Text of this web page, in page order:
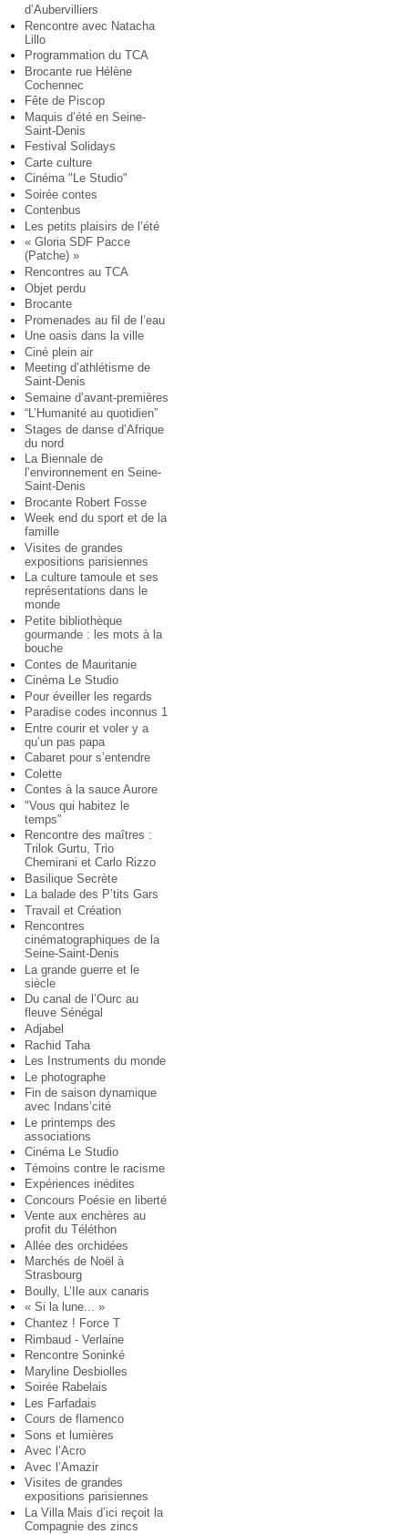
d’Aubervilliers
Rencontre avec Natacha
Lillo
Programmation du TCA
Brocante rue Hélène
Cochennec
Fête de Piscop
Maquis d’été en Seine-
Saint-Denis
Festival Solidays
Carte culture
Cinéma "Le Studio"
Soirée contes
Contenbus
Les petits plaisirs de l’été
« Gloria SDF Pacce
(Patche) »
Rencontres au TCA
Objet perdu
Brocante
Promenades au fil de l’eau
Une oasis dans la ville
Ciné plein air
Meeting d’athlétisme de
Saint-Denis
Semaine d’avant-premières
“L’Humanité au quotidien”
Stages de danse d’Afrique
du nord
La Biennale de
l’environnement en Seine-
Saint-Denis
Brocante Robert Fosse
Week end du sport et de la
famille
Visites de grandes
expositions parisiennes
La culture tamoule et ses
représentations dans le
monde
Petite bibliothèque
gourmande : les mots à la
bouche
Contes de Mauritanie
Cinéma Le Studio
Pour éveiller les regards
Paradise codes inconnus 1
Entre courir et voler y a
qu’un pas papa
Cabaret pour s’entendre
Colette
Contes à la sauce Aurore
"Vous qui habitez le
temps"
Rencontre des maîtres :
Trilok Gurtu, Trio
Chemirani et Carlo Rizzo
Basilique Secrète
La balade des P’tits Gars
Travail et Création
Rencontres
cinématographiques de la
Seine-Saint-Denis
La grande guerre et le
siècle
Du canal de l’Ourc au
fleuve Sénégal
Adjabel
Rachid Taha
Les Instruments du monde
Le photographe
Fin de saison dynamique
avec Indans’cité
Le printemps des
associations
Cinéma Le Studio
Témoins contre le racisme
Expériences inédites
Concours Poésie en liberté
Vente aux enchères au
profit du Téléthon
Allée des orchidées
Marchés de Noël à
Strasbourg
Boully, L’Ile aux canaris
« Si la lune... »
Chantez ! Force T
Rimbaud - Verlaine
Rencontre Soninké
Maryline Desbiolles
Soirée Rabelais
Les Farfadais
Cours de flamenco
Sons et lumières
Avec l’Acro
Avec l’Amazir
Visites de grandes
expositions parisiennes
La Villa Mais d’ici reçoit la
Compagnie des zincs